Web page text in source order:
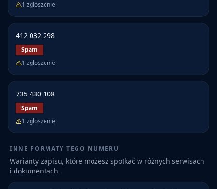
1 zgłoszenie
412 032 298
Spam
1 zgłoszenie
735 430 108
Spam
1 zgłoszenie
INNE FORMATY TEGO NUMERU
Warianty zapisu, które możesz spotkać w różnych serwisach
i dokumentach.